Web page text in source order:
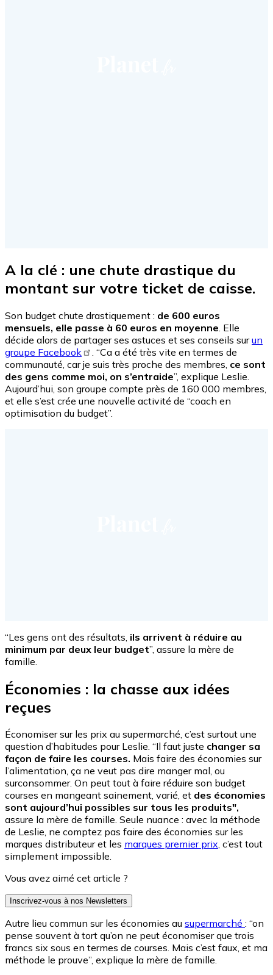
A la clé : une chute drastique du
montant sur votre ticket de caisse.
Son budget chute drastiquement : de 600 euros
mensuels, elle passe à 60 euros en moyenne . Elle
décide alors de partager ses astuces et ses conseils surun
groupe Facebook
. “Ca a été très vite en termes de
communauté, car je suis très proche des membres, ce sont
des gens comme moi, on s’entraide”, explique Leslie.
Aujourd’hui, son groupe compte près de 160 000 membres,
et elle s’est crée une nouvelle activité de “coach en
optimisation du budget”.
“Les gens ont des résultats, ils arrivent à réduire au
minimum par deux leur budget”, assure la mère de
famille.
Économies : la chasse aux idées
reçues
Économiser sur les prix au supermarché, c’est surtout une
question d’habitudes pour Leslie. “Il faut juste changer sa
façon de faire les courses. Mais faire des économies sur
l’alimentation, ça ne veut pas dire manger mal, ou
surconsommer. On peut tout à faire réduire son budget
courses en mangeant sainement, varié, et des économies
sont aujourd’hui possibles sur tous les produits",
assure la mère de famille. Seule nuance : avec la méthode
de Leslie, ne comptez pas faire des économies sur les
marques distributeur et les marques premier prix, c’est tout
simplement impossible.
Vous avez aimé cet article ?
Inscrivez-vous à nos Newsletters
Autre lieu commun sur les économies au supermarché : “on
pense souvent à tort qu’on ne peut économiser que trois
francs six sous en termes de courses. Mais c’est faux, et ma
méthode le prouve”, explique la mère de famille.